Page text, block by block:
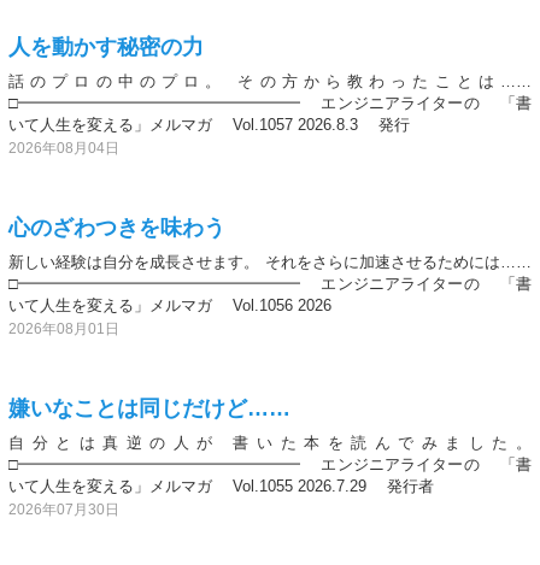
人を動かす秘密の力
話のプロの中のプロ。 その方から教わったことは……
□━━━━━━━━━━━━━━━━━━ エンジニアライターの 「書
いて人生を変える」メルマガ Vol.1057 2026.8.3 発行
2026年08月04日
心のざわつきを味わう
新しい経験は自分を成長させます。 それをさらに加速させるためには……
□━━━━━━━━━━━━━━━━━━ エンジニアライターの 「書
いて人生を変える」メルマガ Vol.1056 2026
2026年08月01日
嫌いなことは同じだけど……
自分とは真逆の人が 書いた本を読んでみました。
□━━━━━━━━━━━━━━━━━━ エンジニアライターの 「書
いて人生を変える」メルマガ Vol.1055 2026.7.29 発行者
2026年07月30日